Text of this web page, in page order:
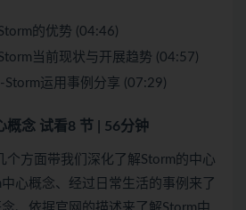
的优势 (04:46)
当前现状与开展趋势 (04:57)
Storm运用事例分享 (07:29)
概念 试看8 节 | 56分钟
个方面带我们深化了解Storm的中心
心概念、经过日常生活的事例来了